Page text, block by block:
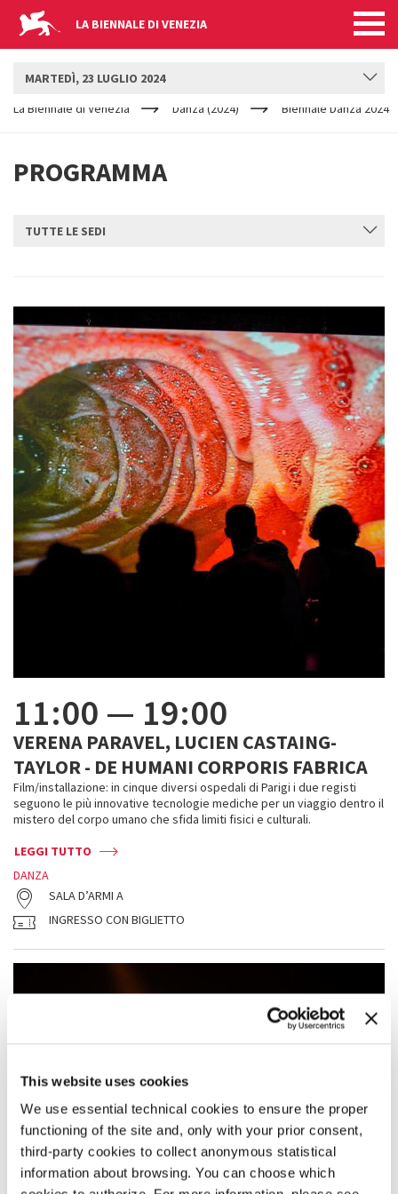
This website uses cookies
We use essential technical cookies to ensure the proper
functioning of the site and, only with your prior consent,
third-party cookies to collect anonymous statistical
information about browsing. You can choose which
LA BIENNALE DI VENEZIA
ARE
La Biennale di Venezia Danza (2024) Biennale Danza 2024
PROGRAMMA
MARTEDÌ, 23 LUGLIO 2024
TUTTE LE SEDI
11:00 — 19:00
VERENA PARAVEL, LUCIEN CASTAING-
TAYLOR - DE HUMANI CORPORIS FABRICA
Film/installazione: in cinque diversi ospedali di Parigi i due registi
seguono le più innovative tecnologie mediche per un viaggio dentro il
mistero del corpo umano che sfida limiti fisici e culturali.
LEGGI TUTTO
DANZA
SALA D’ARMI A
INGRESSO CON BIGLIETTO